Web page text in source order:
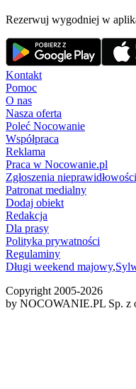
Rezerwuj wygodniej w
Kontakt
Pomoc
O nas
Nasza oferta
Poleć Nocowanie
Współpraca
Reklama
Praca w Nocowanie.pl
Zgłoszenia nieprawidłowości
Patronat medialny
Dodaj obiekt
Redakcja
Dla prasy
Polityka prywatności
Regulaminy
Długi weekend majowy,
Copyright 2005-2026
by NOCOWANIE.PL Sp. z